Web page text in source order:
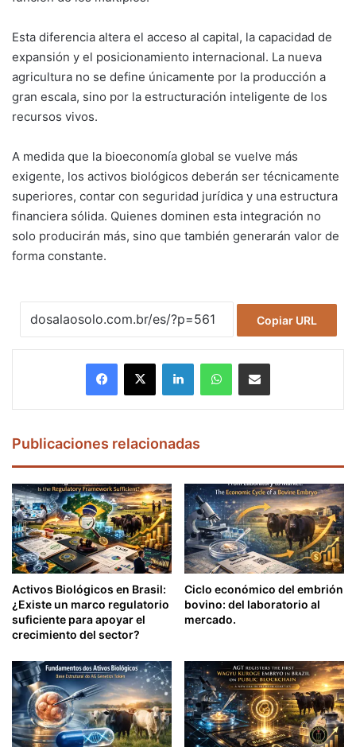
Esta diferencia altera el acceso al capital, la capacidad de
expansión y el posicionamiento internacional. La nueva
agricultura no se define únicamente por la producción a
gran escala, sino por la estructuración inteligente de los
recursos vivos.
A medida que la bioeconomía global se vuelve más
exigente, los activos biológicos deberán ser técnicamente
superiores, contar con seguridad jurídica y una estructura
financiera sólida. Quienes dominen esta integración no
solo producirán más, sino que también generarán valor de
forma constante.
Copiar URL
Facebook
X LinkedInWhatsAppCompartir por correo electrónico
Publicaciones relacionadas
Activos Biológicos en Brasil:
¿Existe un marco regulatorio
suficiente para apoyar el
crecimiento del sector?
Ciclo económico del embrión
bovino: del laboratorio al
mercado.